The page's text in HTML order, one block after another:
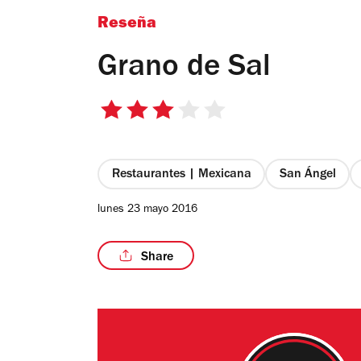
Reseña
Grano de Sal
3
estrellas
Restaurantes | Mexicana San Ángel
lunes 23 mayo 2016
Share